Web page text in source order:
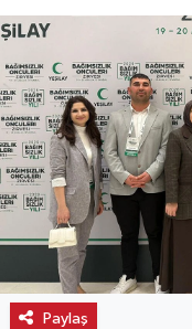
Paylaş
İskilip
Kargı
Laçin
Mecitözü
Oğuzlar
Haber Arşivi